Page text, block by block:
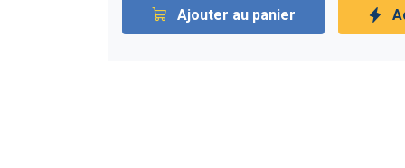
Ajouter au panier